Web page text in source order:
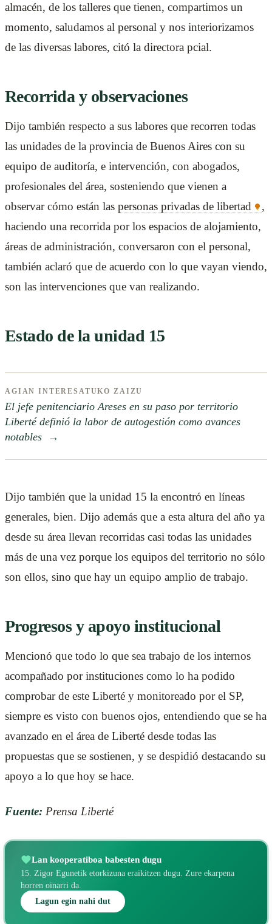
almacén, de los talleres que tienen, compartimos un
momento, saludamos al personal y nos interiorizamos
de las diversas labores, citó la directora pcial.
Recorrida y observaciones
Dijo también respecto a sus labores que recorren todas
las unidades de la provincia de Buenos Aires con su
equipo de auditoría, e intervención, con abogados,
profesionales del área, sosteniendo que vienen a
observar cómo están las personas privadas de libertad
,
haciendo una recorrida por los espacios de alojamiento,
áreas de administración, conversaron con el personal,
también aclaró que de acuerdo con lo que vayan viendo,
son las intervenciones que van realizando.
Estado de la unidad 15
AGIAN INTERESATUKO ZAIZU
El jefe penitenciario Areses en su paso por territorio
Liberté definió la labor de autogestión como avances
notables
→
Dijo también que la unidad 15 la encontró en líneas
generales, bien. Dijo además que a esta altura del año ya
desde su área llevan recorridas casi todas las unidades
más de una vez porque los equipos del territorio no sólo
son ellos, sino que hay un equipo amplio de trabajo.
Progresos y apoyo institucional
Mencionó que todo lo que sea trabajo de los internos
acompañado por instituciones como lo ha podido
comprobar de este Liberté y monitoreado por el SP,
siempre es visto con buenos ojos, entendiendo que se ha
avanzado en el área de Liberté desde todas las
propuestas que se sostienen, y se despidió destacando su
apoyo a lo que hoy se hace.
Fuente: Prensa Liberté
Lan kooperatiboa babesten dugu
15. Zigor Egunetik etorkizuna eraikitzen dugu. Zure ekarpena
horren oinarri da.
Lagun egin nahi dut